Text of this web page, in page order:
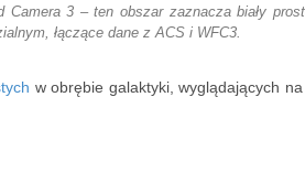
Camera 3 – ten obszar zaznacza biały
łączące dane z ACS i WFC3.
w obrębie galaktyki, wyglądających